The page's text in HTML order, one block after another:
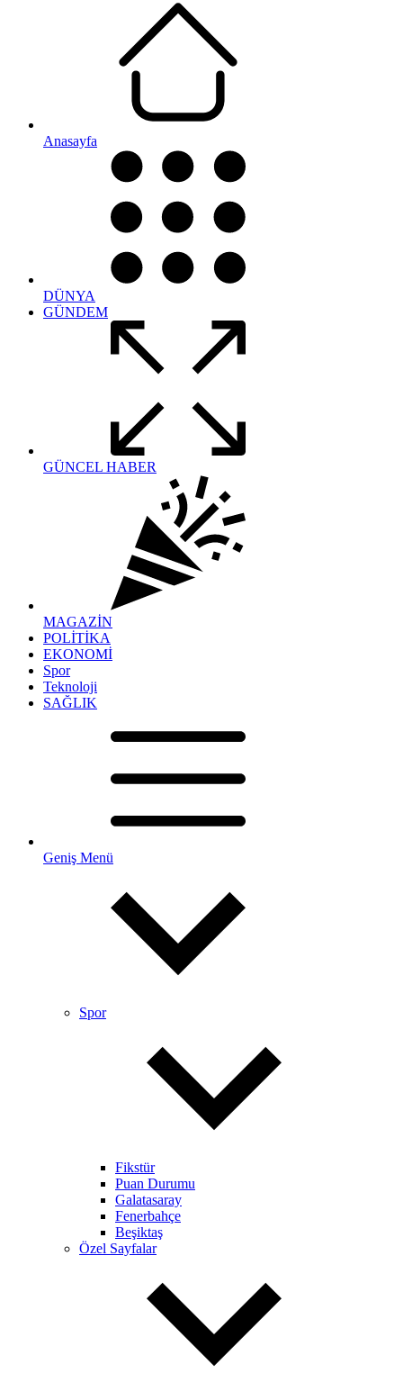
Anasayfa
DÜNYA
GÜNDEM
GÜNCEL HABER
MAGAZİN
POLİTİKA
EKONOMİ
Spor
Teknoloji
SAĞLIK
Geniş Menü
Spor
Fikstür
Puan Durumu
Galatasaray
Fenerbahçe
Beşiktaş
Özel Sayfalar